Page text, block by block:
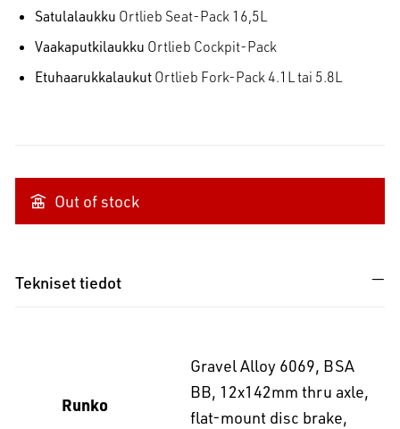
Satulalaukku Ortlieb Seat-Pack 16,5L
Vaakaputkilaukku Ortlieb Cockpit-Pack
Etuhaarukkalaukut Ortlieb Fork-Pack 4.1L tai 5.8L
Out of stock
Tekniset tiedot
Runko
Gravel Alloy 6069, BSA
BB, 12x142mm thru axle,
flat-mount disc brake,